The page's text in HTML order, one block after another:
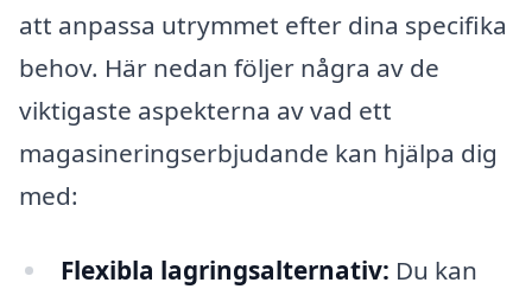
att anpassa utrymmet efter dina specifika
behov. Här nedan följer några av de
viktigaste aspekterna av vad ett
magasineringserbjudande kan hjälpa dig
med:
Flexibla lagringsalternativ: Du kan